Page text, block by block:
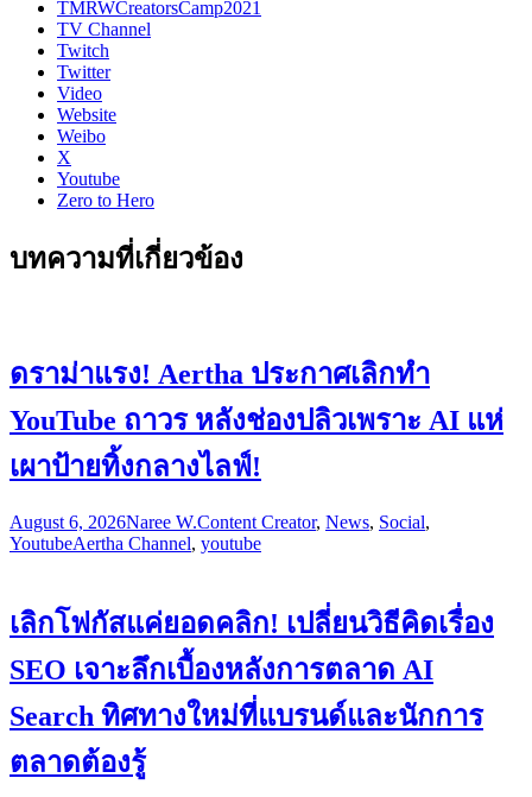
TMRWCreatorsCamp2021
TV Channel
Twitch
Twitter
Video
Website
Weibo
X
Youtube
Zero to Hero
บทความที่เกี่ยวข้อง
ดราม่าแรง! Aertha ประกาศเลิกทำ
YouTube ถาวร หลังช่องปลิวเพราะ AI แห่
เผาป้ายทิ้งกลางไลฟ์!
August 6, 2026Naree W.Content Creator, News, Social,
YoutubeAertha Channel, youtube
เลิกโฟกัสแค่ยอดคลิก! เปลี่ยนวิธีคิดเรื่อง
SEO เจาะลึกเบื้องหลังการตลาด AI
Search ทิศทางใหม่ที่แบรนด์และนักการ
ตลาดต้องรู้